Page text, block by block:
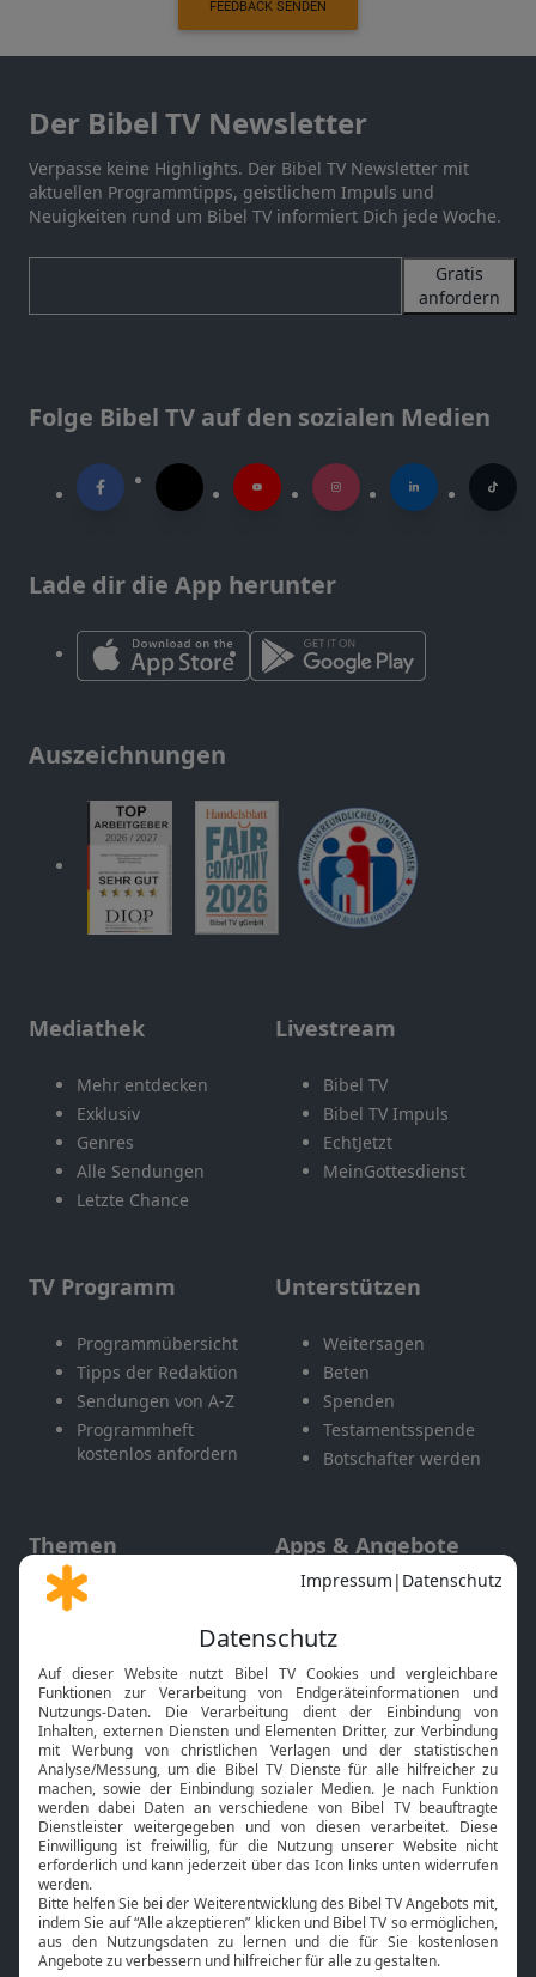
FEEDBACK SENDEN
Der Bibel TV Newsletter
Verpasse keine Highlights. Der Bibel TV Newsletter mit
aktuellen Programmtipps, geistlichem Impuls und
Neuigkeiten rund um Bibel TV informiert Dich jede Woche.
Gratis
anfordern
Folge Bibel TV auf den sozialen Medien
Lade dir die App herunter
Auszeichnungen
Mediathek
Mehr entdecken
Exklusiv
Genres
Alle Sendungen
Letzte Chance
Livestream
Bibel TV
Bibel TV Impuls
EchtJetzt
MeinGottesdienst
TV Programm
Programmübersicht
Tipps der Redaktion
Sendungen von A-Z
Programmheft
kostenlos anfordern
Unterstützen
Weitersagen
Beten
Spenden
Testamentsspende
Botschafter werden
Themen
Gott und Bibel erklärt
Neuigkeiten
Apps & Angebote
Mobile App
Smart TV
HbbTV
Bibelthek Online-Bibel
Nächster Gottesdienst
Bibel TV
Über uns
Jobs
Service
Kontakt
TV-Empfang